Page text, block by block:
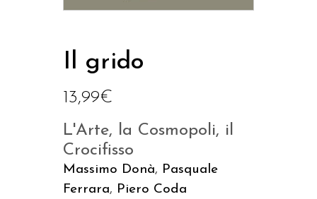
Il grido
13,99€
L'Arte, la Cosmopoli, il
Crocifisso
Massimo Donà, Pasquale
Ferrara, Piero Coda